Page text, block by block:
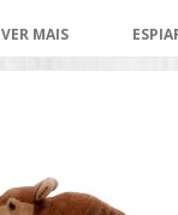
VER MAIS